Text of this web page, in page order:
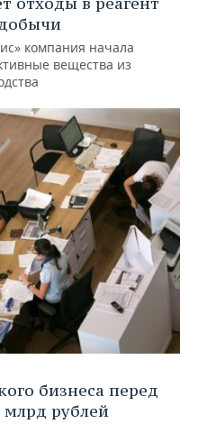
компания начала
вещества из
бизнеса перед
рублей